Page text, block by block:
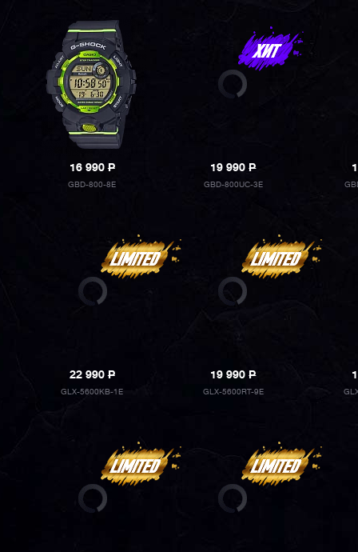
16 990P
GBD-800-8E
19 990P
GBD-800UC-3E
22 990P
GLX-5600KB-1E
19 990P
GLX-5600RT-9E